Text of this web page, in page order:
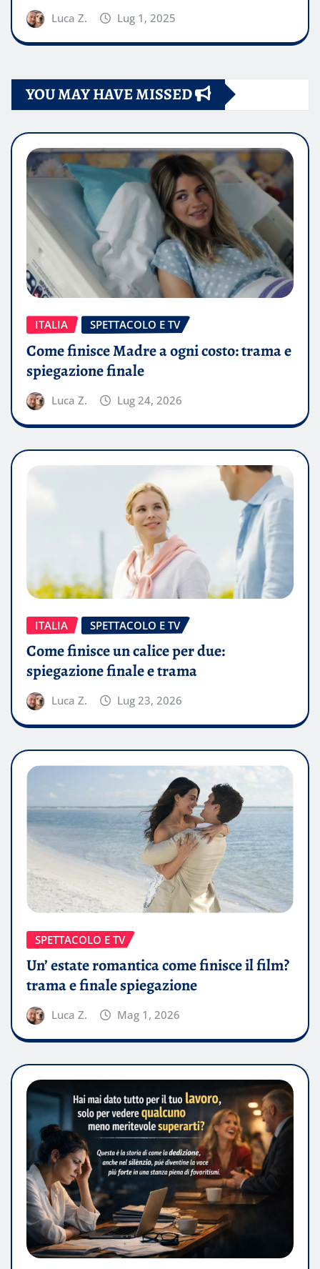
Luca Z. Lug 1, 2025
YOU MAY HAVE MISSED
ITALIA SPETTACOLO E TV
Come finisce Madre a ogni costo: trama e
spiegazione finale
Luca Z. Lug 24, 2026
ITALIA SPETTACOLO E TV
Come finisce un calice per due:
spiegazione finale e trama
Luca Z. Lug 23, 2026
SPETTACOLO E TV
Un’ estate romantica come finisce il film?
trama e finale spiegazione
Luca Z. Mag 1, 2026